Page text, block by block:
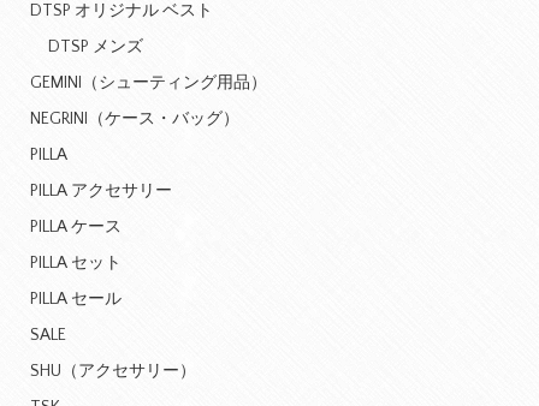
DTSP オリジナル ベスト
DTSP メンズ
GEMINI（シューティング用品）
NEGRINI（ケース・バッグ）
PILLA
PILLA アクセサリー
PILLA ケース
PILLA セット
PILLA セール
SALE
SHU（アクセサリー）